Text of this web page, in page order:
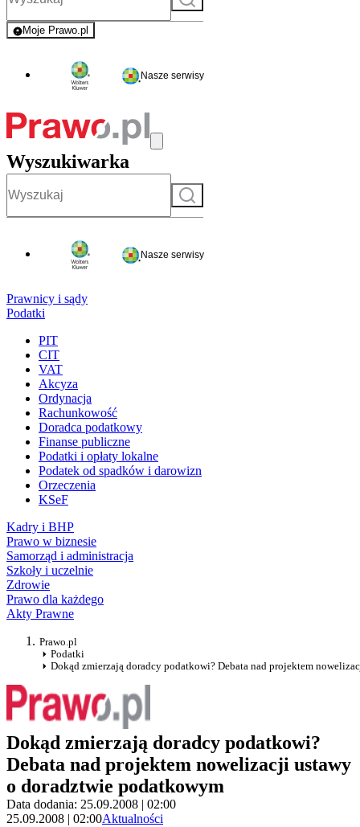
Moje Prawo.pl
- rejestracja i logowanie do serwisu
Nasze serwisy
Wyszukiwarka
Szukaj
Nasze serwisy
Prawnicy i sądy
Podatki
PIT
CIT
VAT
Akcyza
Ordynacja
Rachunkowość
Doradca podatkowy
Finanse publiczne
Podatki i opłaty lokalne
Podatek od spadków i darowizn
Orzeczenia
KSeF
Kadry i BHP
Prawo w biznesie
Samorząd i administracja
Szkoły i uczelnie
Zdrowie
Prawo dla każdego
Akty Prawne
Prawo.pl
Podatki
Dokąd zmierzają doradcy podatkowi? Debata nad projektem
Dokąd zmierzają doradcy podatkowi?
Debata nad projektem nowelizacji ustawy
o doradztwie podatkowym
Data dodania: 25.09.2008 | 02:00
25.09.2008 | 02:00Aktualności